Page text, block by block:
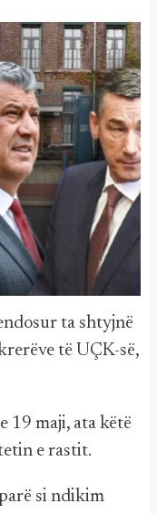
ta shtyjnë
të UÇK-së,
19 maji, ata këtë
e rastit.
si ndikim